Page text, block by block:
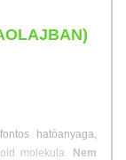
hatóanyaga,
molekula.
Nem